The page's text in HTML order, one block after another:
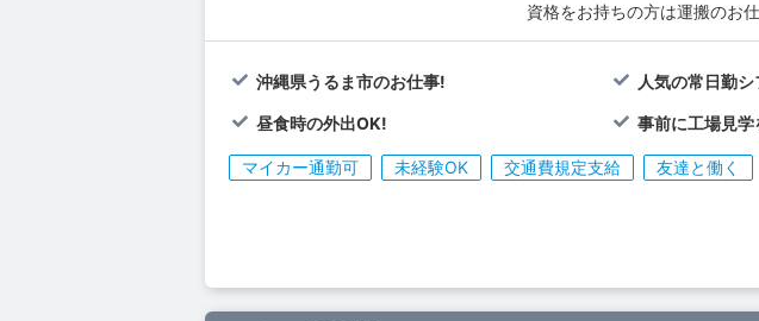
資格をお持ちの方は運搬のお
沖縄県うるま市のお仕事! 人気の常日勤
昼食時の外出OK! 事前に工場見
マイカー通勤可 未経験OK 交通費規定支給 友達と働く